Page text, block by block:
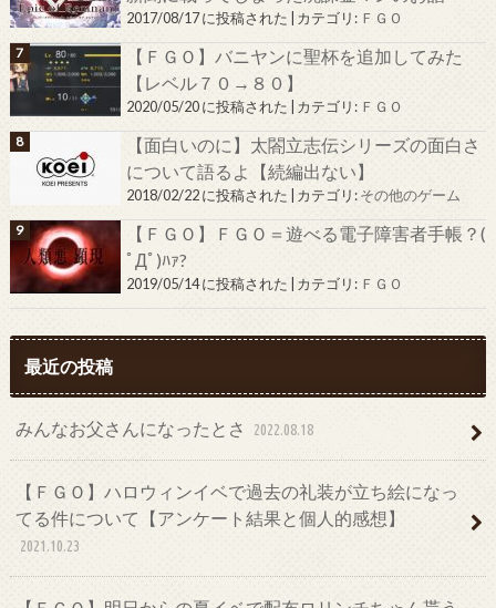
2017/08/17 に投稿された カテゴリ: ＦＧＯ
【ＦＧＯ】バニヤンに聖杯を追加してみた
【レベル７０→８０】
2020/05/20 に投稿された カテゴリ: ＦＧＯ
【面白いのに】太閤立志伝シリーズの面白さ
について語るよ【続編出ない】
2018/02/22 に投稿された カテゴリ:その他のゲーム
【ＦＧＯ】ＦＧＯ＝遊べる電子障害者手帳？(
ﾟДﾟ)ﾊｧ?
2019/05/14 に投稿された カテゴリ: ＦＧＯ
最近の投稿
みんなお父さんになったとさ 2022.08.18
【ＦＧＯ】ハロウィンイベで過去の礼装が立ち絵になっ
てる件について【アンケート結果と個人的感想】
2021.10.23